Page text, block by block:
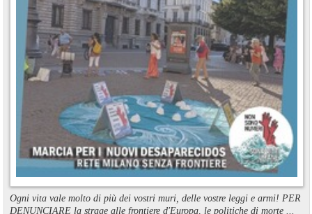
Ogni vita vale molto di più dei vostri muri, delle vostre leggi e armi! PER
DENUNCIARE la strage alle frontiere d'Europa, le politiche di morte ...